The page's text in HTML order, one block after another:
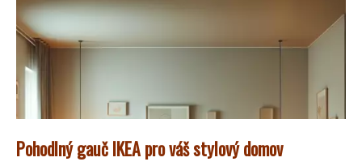
Pohodlný gauč IKEA pro váš stylový domov